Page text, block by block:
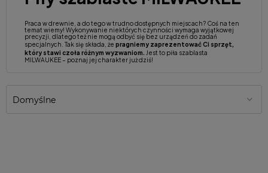
Praca w drewnie, a do tego w trudno dostępnych miejscach? Coś na ten
temat wiemy! Wykonywanie niektórych czynności wymaga wyjątkowej
precyzji, dlatego też nie mogą odbyć się bez urządzeń do zadań
specjalnych. Tak się składa, że pragniemy zaprezentować Ci sprzęt,
który stawi czoła różnym wyzwaniom. Jest to piła szablasta
MILWAUKEE – poznaj jej charakter już dziś!